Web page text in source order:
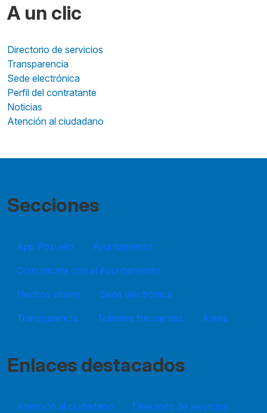
A un clic
Directorio de servicios
Transparencia
Sede electrónica
Perfil del contratante
Noticias
Atención al ciudadano
Secciones
App Pozuelo
Ayuntamiento
Comunícate con el Ayuntamiento
Hechos vitales
Sede electrónica
Transparencia
Trámites frecuentes Áreas
Enlaces destacados
Atención al ciudadano
Directorio de servicios